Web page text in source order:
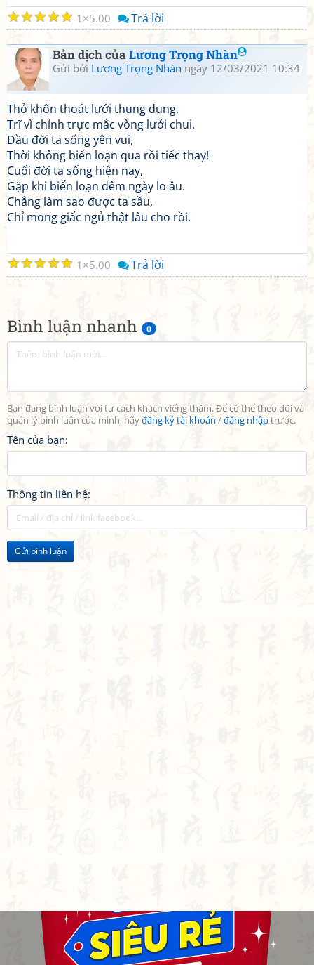
Bình luận nhanh 0
Bạn đang bình luận với tư cách khách viếng thăm. Để có thể theo dõi và
quản lý bình luận của mình, hãyđăng ký tài khoản /đăng nhậptrước.
Tên của bạn:
Thông tin liên hệ:
Gửi bình luận
☆
☆
☆
☆
☆ 1 5.00 Trả lời
Bản dịch củaLương Trọng Nhàn
Gửi bởi Lương Trọng Nhàn ngày 12/03/2021 10:34
Thỏ khôn thoát lưới thung dung,
Trĩ vì chính trực mắc vòng lưới chui.
Đầu đời ta sống yên vui,
Thời không biến loạn qua rồi tiếc thay!
Cuối đời ta sống hiện nay,
Gặp khi biến loạn đêm ngày lo âu.
Chẳng làm sao được ta sầu,
Chỉ mong giấc ngủ thật lâu cho rồi.
☆
☆
☆
☆
☆ 1 5.00 Trả lời